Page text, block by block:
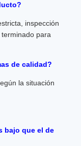
inspección
para
de calidad?
la situación
bajo que el de